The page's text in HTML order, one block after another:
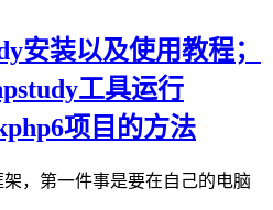
安装以及使用教程；
工具运行
项目的方法
，第一件事是要在自己的电脑